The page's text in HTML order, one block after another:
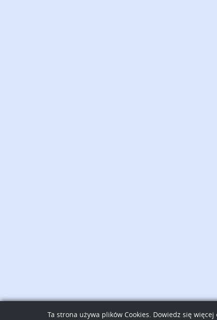
Ta strona używa plików Cookies. Dowiedz się